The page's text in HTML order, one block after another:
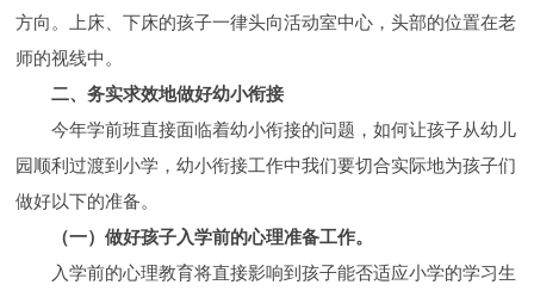
方向。上床、下床的孩子一律头向活动室中心，头部的位置在老
师的视线中。
二、务实求效地做好幼小衔接
今年学前班直接面临着幼小衔接的问题，如何让孩子从幼儿
园顺利过渡到小学，幼小衔接工作中我们要切合实际地为孩子们
做好以下的准备。
（一）做好孩子入学前的心理准备工作。
入学前的心理教育将直接影响到孩子能否适应小学的学习生